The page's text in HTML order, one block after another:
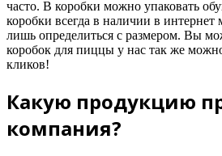
часто. В коробки можно упаковать
коробки всегда в наличии в интернет
лишь определиться с размером. Вы
коробок для пиццы у нас так же
кликов!
Какую продукцию
компания?